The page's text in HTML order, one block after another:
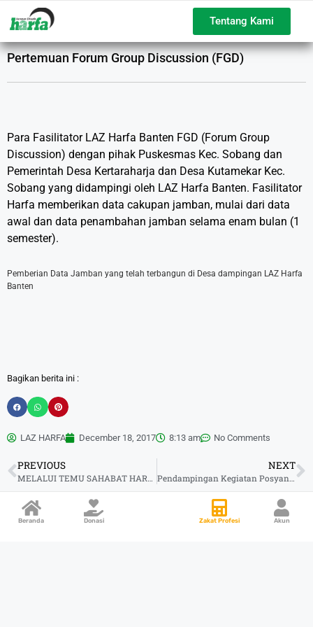
Tentang Kami
Pertemuan Forum Group Discussion (FGD)
Para Fasilitator LAZ Harfa Banten FGD (Forum Group
Discussion) dengan pihak Puskesmas Kec. Sobang dan
Pemerintah Desa Kertaraharja dan Desa Kutamekar Kec.
Sobang yang didampingi oleh LAZ Harfa Banten. Fasilitator
Harfa memberikan data cakupan jamban, mulai dari data
awal dan data penambahan jamban selama enam bulan (1
semester).
Pemberian Data Jamban yang telah terbangun di Desa dampingan LAZ Harfa
Banten
Bagikan berita ini :
LAZ HARFA December 18, 2017 8:13 am No Comments
PREVIOUS
MELALUI TEMU SAHABAT HARAPAN, HARFA BANGUN SINERGISITAS
NEXT
Pendampingan Kegiatan Posyandu di Desa
Beranda Donasi Zakat Profesi Akun